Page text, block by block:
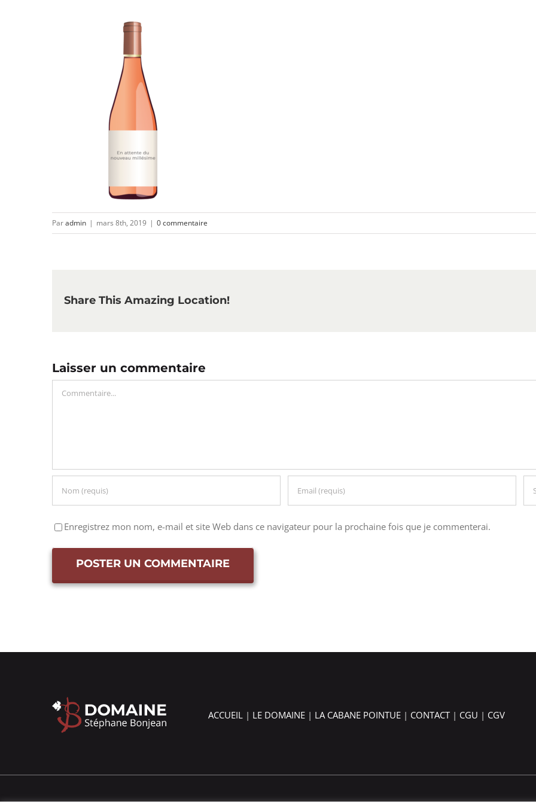
Paradmin | mars 8th, 2019 | 0 commentaire
Share This Amazing Location!
Laisser un commentaire
Commentaire
Enregistrez mon nom, e-mail et site Web dans ce navigateur pour la prochaine fois que je commenterai.
ACCUEIL | LE DOMAINE | LA CABANE POINTUE | CONTACT| CGU | CGV